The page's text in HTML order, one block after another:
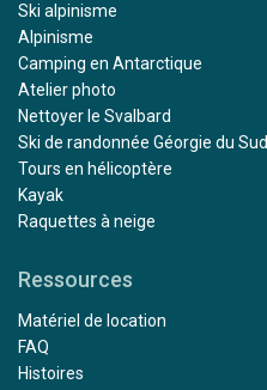
Ski alpinisme
Alpinisme
Camping en Antarctique
Atelier photo
Nettoyer le Svalbard
Ski de randonnée Géorgie du Sud
Tours en hélicoptère
Kayak
Raquettes à neige
Ressources
Matériel de location
FAQ
Histoires